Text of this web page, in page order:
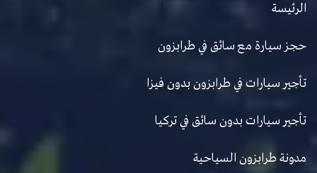
الرئيسة
حجز سيارة مع سائق في طرابزون
تأجير سيارات في طرابزون بدون فيزا
تأجير سيارات بدون سائق في تركيا
مدونة طرابزون السياحية